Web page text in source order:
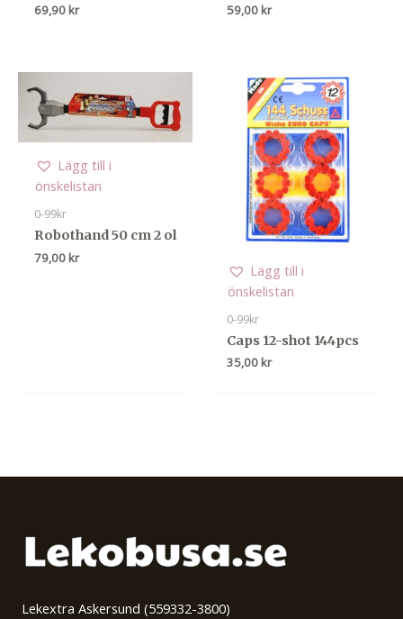
69,90 kr
59,00 kr
Lägg till i
önskelistan
0-99kr
Robothand 50 cm 2 ol
79,00 kr
Lägg till i
önskelistan
0-99kr
Caps 12-shot 144pcs
35,00 kr
Lekextra Askersund (559332-3800)